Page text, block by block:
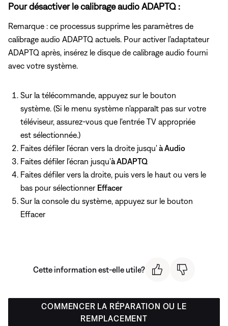
Pour désactiver le calibrage audio ADAPTQ :
Remarque : ce processus supprime les paramètres de
calibrage audio ADAPTQ actuels. Pour activer l'adaptateur
ADAPTQ après, insérez le disque de calibrage audio fourni
avec votre système.
Sur la télécommande, appuyez sur le bouton
système. (Si le menu système n'apparaît pas sur votre
téléviseur, assurez-vous que l'entrée TV appropriée
est sélectionnée.)
Faites défiler l'écran vers la droite jusqu'à Audio
Faites défiler l'écran jusqu'à ADAPTQ
Faites défiler vers la droite, puis vers le haut ou vers le
bas pour sélectionner Effacer
Sur la console du système, appuyez sur le bouton
Effacer
Cette information est-elle utile?
COMMENCER LA RÉPARATION OU LE
REMPLACEMENT